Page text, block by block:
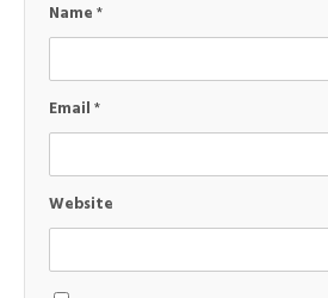
Name*
Email*
Website